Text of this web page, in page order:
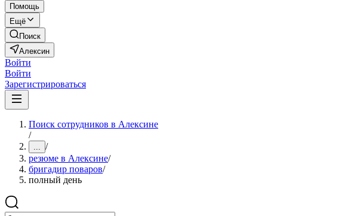
Помощь
Ещё
Поиск
Алексин
Войти
Войти
Зарегистрироваться
Поиск сотрудников в Алексине
/
... /
резюме в Алексине/
бригадир поваров/
полный день